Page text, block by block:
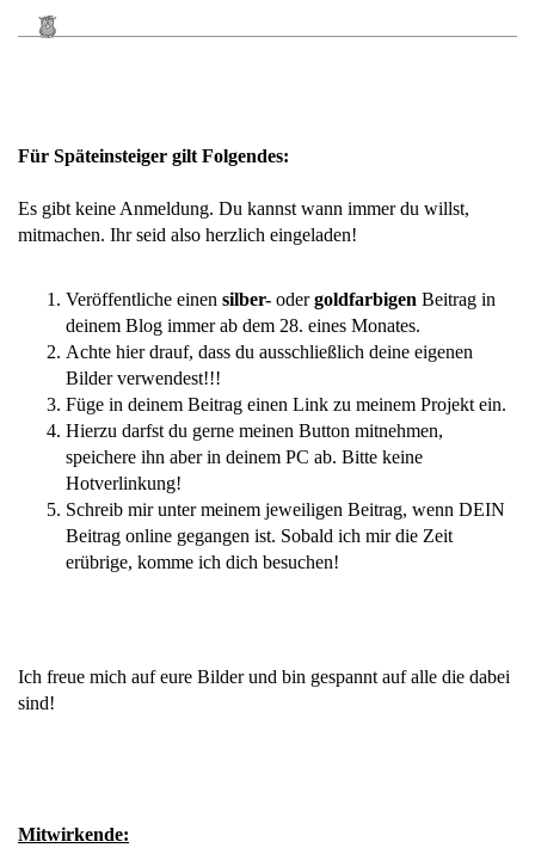
Für Späteinsteiger gilt Folgendes:
Es gibt keine Anmeldung. Du kannst wann immer du willst,
mitmachen. Ihr seid also herzlich eingeladen!
Veröffentliche einen silber- odergoldfarbigen Beitrag in
deinem Blog immer ab dem 28. eines Monates.
Achte hier drauf, dass du ausschließlich deine eigenen
Bilder verwendest!!!
Füge in deinem Beitrag einen Link zu meinem Projekt ein.
Hierzu darfst du gerne meinen Button mitnehmen,
speichere ihn aber in deinem PC ab. Bitte keine
Hotverlinkung!
Schreib mir unter meinem jeweiligen Beitrag, wenn DEIN
Beitrag online gegangen ist. Sobald ich mir die Zeit
erübrige, komme ich dich besuchen!
Ich freue mich auf eure Bilder und bin gespannt auf alle die dabei
sind!
Mitwirkende: